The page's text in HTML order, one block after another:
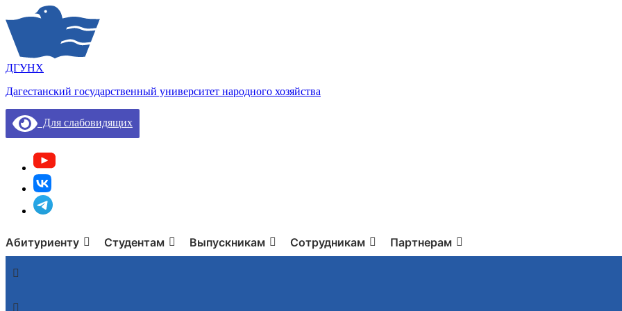
ДГУНХ
Дагестанский государственный университет народного хозяйства
Для слабовидящих
Абитуриенту Студентам Выпускникам Сотрудникам Партнерам